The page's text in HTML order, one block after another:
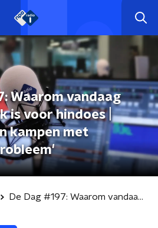
Waarom vandaag
is voor hindoes |
kampen met
De Dag #197: Waarom vandaag zo belangrijk is voor hindoes | 'Democraten kampen met identiteitsprobleem'